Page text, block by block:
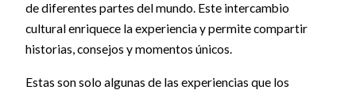
de diferentes partes del mundo. Este intercambio
cultural enriquece la experiencia y permite compartir
historias, consejos y momentos únicos.
Estas son solo algunas de las experiencias que los